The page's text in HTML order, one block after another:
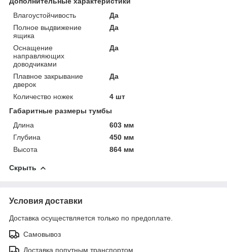
Влагоустойчивость
Да
Полное выдвижение
ящика
Да
Оснащение
направляющих
доводчиками
Да
Плавное закрывание
дверок
Да
Количество ножек
4 шт
Габаритные размеры тумбы
Длина
603 мм
Глубина
450 мм
Высота
864 мм
Скрыть
Условия доставки
Доставка осуществляется только по предоплате.
Самовывоз
Доставка попутным транспортом